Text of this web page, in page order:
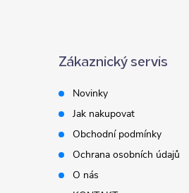
Zákaznický servis
Novinky
Jak nakupovat
Obchodní podmínky
Ochrana osobních údajů
O nás